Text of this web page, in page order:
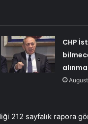
CHP
212 sayfalık rapora